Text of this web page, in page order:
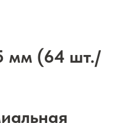
мм (64 шт./